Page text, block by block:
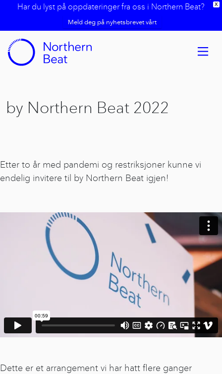
X
Har du lyst på oppdateringer fra oss i Northern Beat?
Meld deg på nyhetsbrevet vårt
by Northern Beat 2022
Etter to år med pandemi og restriksjoner kunne vi
endelig invitere til by Northern Beat igjen!
Dette er et arrangement vi har hatt flere ganger